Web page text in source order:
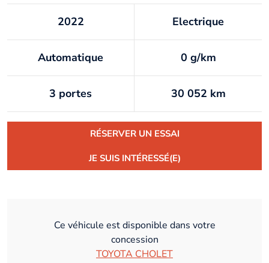
2022 Electrique
Automatique 0 g/km
3 portes 30 052 km
RÉSERVER UN ESSAI
JE SUIS INTÉRESSÉ(E)
Ce véhicule est disponible dans votre
concession
TOYOTA CHOLET